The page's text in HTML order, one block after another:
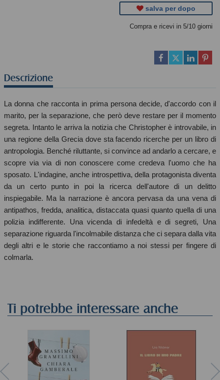
salva per dopo
Compra e ricevi in 5/10 giorni
Descrizione
La donna che racconta in prima persona decide, d'accordo con il
marito, per la separazione, che però deve restare per il momento
segreta. Intanto le arriva la notizia che Christopher è introvabile, in
una regione della Grecia dove sta facendo ricerche per un libro di
antropologia. Benché riluttante, si convince ad andarlo a cercare, e
scopre via via di non conoscere come credeva l'uomo che ha
sposato. L'indagine, anche introspettiva, della protagonista diventa
da un certo punto in poi la ricerca dell'autore di un delitto
inspiegabile. Ma la narrazione è ancora pervasa da una vena di
antipathos, fredda, analitica, distaccata quasi quanto quella di una
polizia indifferente. Una vicenda di infedeltà e di segreti, Una
separazione riguarda l'incolmabile distanza che ci separa dalla vita
degli altri e le storie che raccontiamo a noi stessi per fingere di
colmarla.
Ti potrebbe interessare anche